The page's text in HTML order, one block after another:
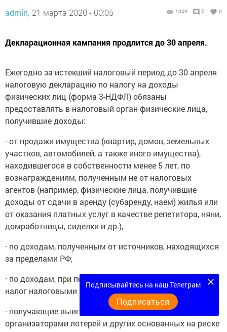
admin, 21 марта 2020 - 00:05 1059 0 0
Декларационная кампания продлится до 30 апреля.
Ежегодно за истекший налоговый период до 30 апреля
налоговую декларацию по налогу на доходы
физических лиц (форма 3-НДФЛ) обязаны
предоставлять в налоговый орган физические лица,
получившие доходы:
· от продажи имущества (квартир, домов, земельных
участков, автомобилей, а также иного имущества),
находившегося в собственности менее 5 лет, по
вознаграждениям, полученным не от налоговых
агентов (например, физические лица, получившие
доходы от сдачи в аренду (субаренду, наем) жилья или
от оказания платных услуг в качестве репетитора, няни,
домработницы, сиделки и др.),
· по доходам, полученным от источников, находящихся
за пределами РФ,
· по доходам, при получении которых не был удержан
налог налоговыми агентами,
· получающие выигрыши, выплачиваемые
организаторами лотерей и других основанных на риске
Подписывайтесь на наш Телеграм
Подписаться